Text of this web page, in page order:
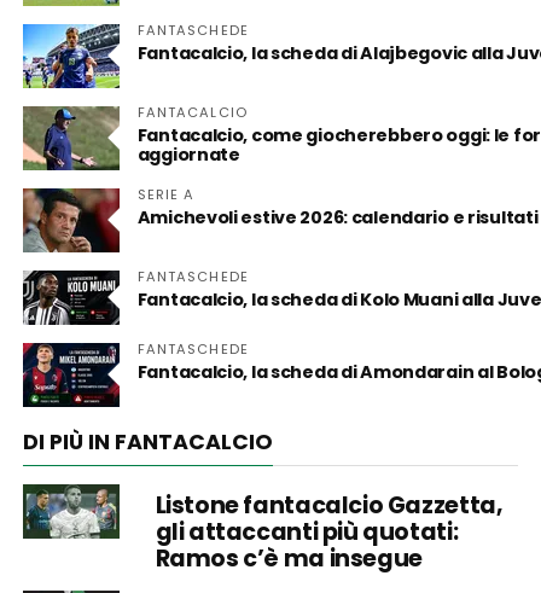
FANTASCHEDE
Fantacalcio, la scheda di Alajbegovic alla
FANTACALCIO
Fantacalcio, come giocherebbero oggi: le
aggiornate
SERIE A
Amichevoli estive 2026: calendario e risultati
FANTASCHEDE
Fantacalcio, la scheda di Kolo Muani alla
FANTASCHEDE
Fantacalcio, la scheda di Amondarain al
DI PIÙ IN FANTACALCIO
Listone fantacalcio Gazzetta,
gli attaccanti più quotati:
Ramos c’è ma insegue